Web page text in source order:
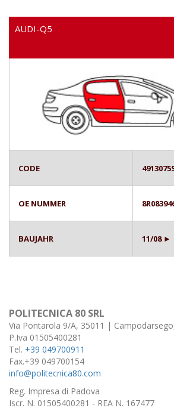
AUDI-Q5
CODE
OE NUMMER
BAUJAHR 11/08 ►
POLITECNICA 80 SRL
Via Pontarola 9/A, 35011 |
P.Iva 01505400281
Tel. +39 049700911
Fax.+39 049700154
info@politecnica80.com
Reg. Impresa di Padova
Iscr. N. 01505400281 - REA N. 167477